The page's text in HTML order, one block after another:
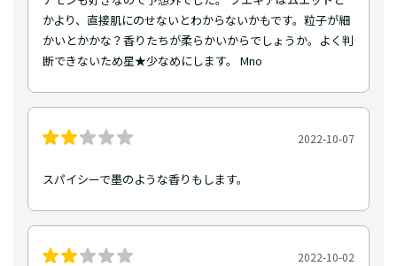
かより、直接肌にのせないとわからないかもです。粒子が細
かいとかかな？香りたちが柔らかいからでしょうか。よく判
断できないため星★少なめにします。 Mno
2022-10-07
スパイシーで墨のような香りもします。
2022-10-02